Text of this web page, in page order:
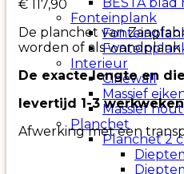
Fonteinplank
Interieur
Cinewall
Massief
Massief
Planchet
Planchet 2
€ 117,90
De planchet van
worden of als
De exacte lengte en
levertijd 1-3 werkweken
Afwerking met een